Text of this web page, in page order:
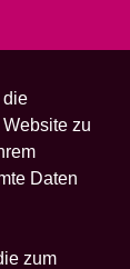
die
zu
Daten
zum